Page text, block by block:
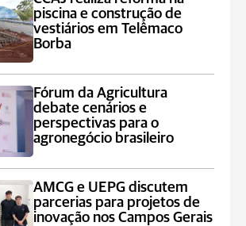
piscina e construção de
vestiários em Telêmaco
Borba
Fórum da Agricultura
debate cenários e
perspectivas para o
agronegócio brasileiro
AMCG e UEPG discutem
parcerias para projetos de
inovação nos Campos Gerais